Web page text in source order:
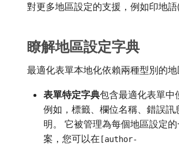
對更多地區設定的支援，例如印地語
瞭解地區設定字典
最適化表單本地化依賴兩種型別的地
表單特定字典包含最適化表單中
例如，標籤、欄位名稱、錯誤訊
明。 它被管理為每個地區設定的
案，您可以在 [author-